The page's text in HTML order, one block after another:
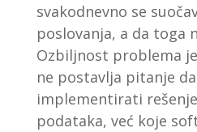
svakodnevno se
poslovanja, a da toga
Ozbiljnost problema
ne postavlja pitanje
implementirati
podataka, već koje